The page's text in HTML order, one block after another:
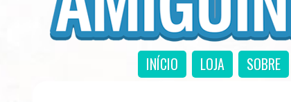
INÍCIO LOJA SOBRE